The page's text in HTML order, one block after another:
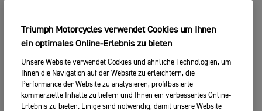
Triumph Motorcycles verwendet Cookies um Ihnen
ein optimales Online-Erlebnis zu bieten
Unsere Website verwendet Cookies und ähnliche Technologien, um
Ihnen die Navigation auf der Website zu erleichtern, die
Performance der Website zu analysieren, profilbasierte
kommerzielle Inhalte zu liefern und Ihnen ein verbessertes Online-
Erlebnis zu bieten. Einige sind notwendig, damit unsere Website